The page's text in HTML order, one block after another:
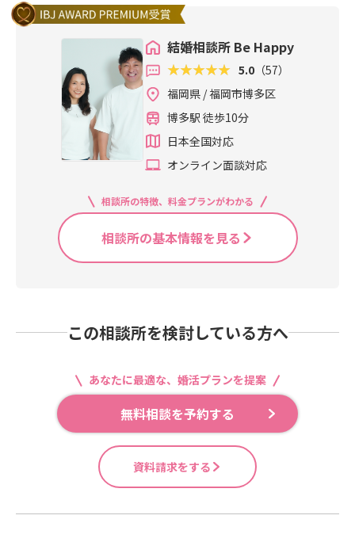
結婚相談所 Be Happy
5.0 （57）
福岡県 / 福岡市博多区
博多駅 徒歩10分
日本全国対応
オンライン面談対応
相談所の特徴、料金プランがわかる
相談所の基本情報を見る
この相談所を検討している方へ
あなたに最適な、婚活プランを提案
無料相談を予約する
資料請求をする